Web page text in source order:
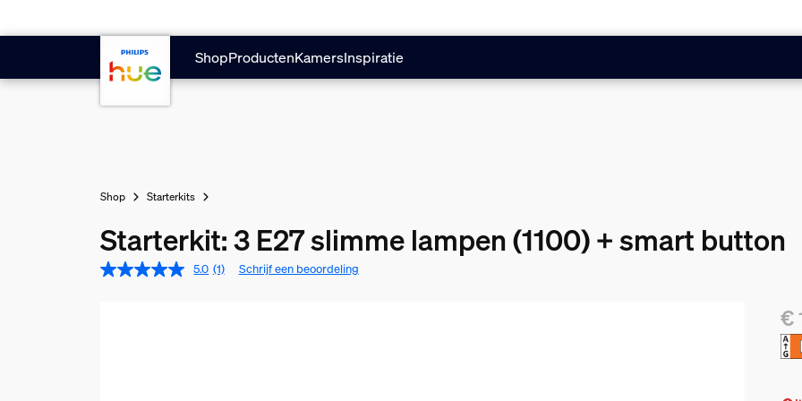
ShopProductenKamersInspiratie
Shop Starterkits
Starterkit: 3 E27 slimme lampen (1100) + smart button
5.0 (1) Schrijf een beoordeling
€